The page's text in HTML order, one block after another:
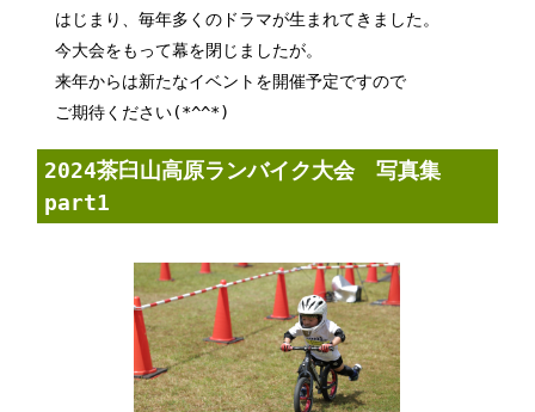
はじまり、毎年多くのドラマが生まれてきました。
今大会をもって幕を閉じましたが。
来年からは新たなイベントを開催予定ですので
ご期待ください(*^^*)
2024茶臼山高原ランバイク大会 写真集
part1